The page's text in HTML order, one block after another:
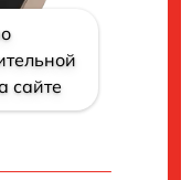
сайте